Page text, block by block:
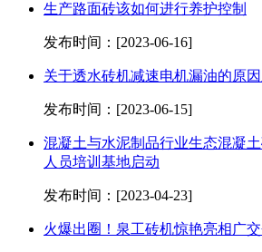
生产路面砖该如何进行养护控制
发布时间：[2023-06-16]
关于透水砖机减速电机漏油的原
发布时间：[2023-06-15]
混凝土与水泥制品行业生态混凝
人员培训基地启动
发布时间：[2023-04-23]
火爆出圈！泉工砖机惊艳亮相广